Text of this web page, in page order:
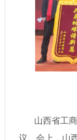
山西省工
议。会上，山